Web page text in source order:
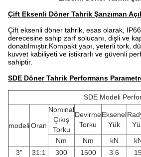
Çift Eksenli Döner Tahrik Şanzıman
Çift eksenli döner tahrik, esas olarak,
derecesine sahip zarf solucanı, dişli ve
donatılmıştır.Kompakt yapı, yeterli tork,
kuvvet kabiliyeti ve istikrarlı ve güvenli
sahiptir.
SDE Döner Tahrik Performans
SDE Modeli
modeliOran
Nominal
Çıkış
Torku
Devirme
Torku
Eksenel
Yük
Nm
Nm kN
3"
31:1 300 1500 3.6